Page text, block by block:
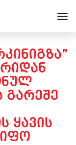
ᲒᲐᲠᲔᲨᲔ
ᲧᲐᲕᲘᲡ